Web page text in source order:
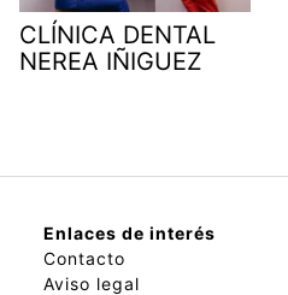
CLÍNICA DENTAL
NEREA IÑIGUEZ
Enlaces de interés
Contacto
Aviso legal